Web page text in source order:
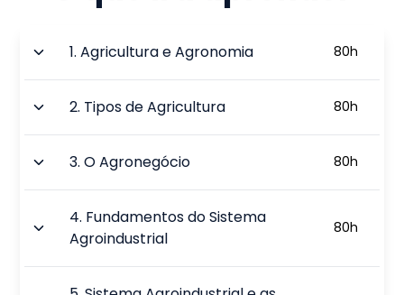
1.Agricultura e Agronomia 80h
2. Tipos de Agricultura 80h
3.O Agronegócio 80h
4. Fundamentos do Sistema
Agroindustrial
80h